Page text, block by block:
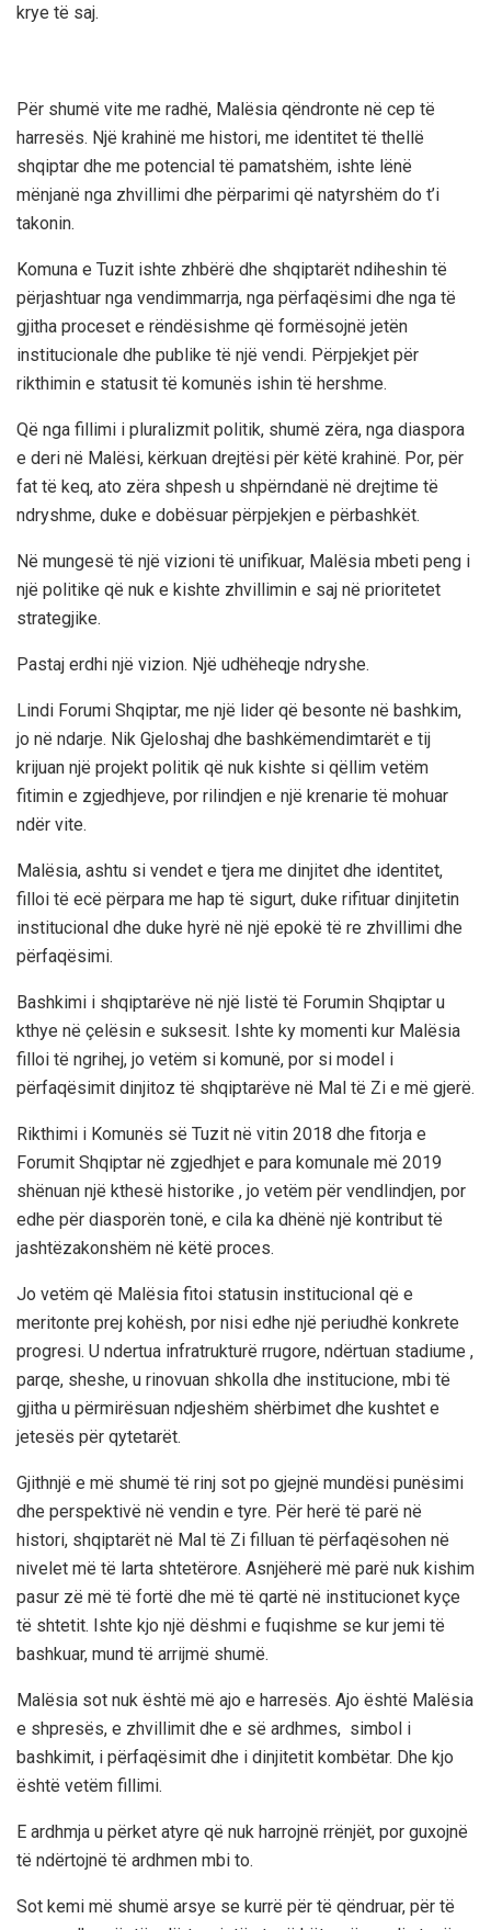
krye të saj.
Për shumë vite me radhë, Malësia qëndronte në cep të
harresës. Një krahinë me histori, me identitet të thellë
shqiptar dhe me potencial të pamatshëm, ishte lënë
mënjanë nga zhvillimi dhe përparimi që natyrshëm do t’i
takonin.
Komuna e Tuzit ishte zhbërë dhe shqiptarët ndiheshin të
përjashtuar nga vendimmarrja, nga përfaqësimi dhe nga të
gjitha proceset e rëndësishme që formësojnë jetën
institucionale dhe publike të një vendi. Përpjekjet për
rikthimin e statusit të komunës ishin të hershme.
Që nga fillimi i pluralizmit politik, shumë zëra, nga diaspora
e deri në Malësi, kërkuan drejtësi për këtë krahinë. Por, për
fat të keq, ato zëra shpesh u shpërndanë në drejtime të
ndryshme, duke e dobësuar përpjekjen e përbashkët.
Në mungesë të një vizioni të unifikuar, Malësia mbeti peng i
një politike që nuk e kishte zhvillimin e saj në prioritetet
strategjike.
Pastaj erdhi një vizion. Një udhëheqje ndryshe.
Lindi Forumi Shqiptar, me një lider që besonte në bashkim,
jo në ndarje. Nik Gjeloshaj dhe bashkëmendimtarët e tij
krijuan një projekt politik që nuk kishte si qëllim vetëm
fitimin e zgjedhjeve, por rilindjen e një krenarie të mohuar
ndër vite.
Malësia, ashtu si vendet e tjera me dinjitet dhe identitet,
filloi të ecë përpara me hap të sigurt, duke rifituar dinjitetin
institucional dhe duke hyrë në një epokë të re zhvillimi dhe
përfaqësimi.
Bashkimi i shqiptarëve në një listë të Forumin Shqiptar u
kthye në çelësin e suksesit. Ishte ky momenti kur Malësia
filloi të ngrihej, jo vetëm si komunë, por si model i
përfaqësimit dinjitoz të shqiptarëve në Mal të Zi e më gjerë.
Rikthimi i Komunës së Tuzit në vitin 2018 dhe fitorja e
Forumit Shqiptar në zgjedhjet e para komunale më 2019
shënuan një kthesë historike , jo vetëm për vendlindjen, por
edhe për diasporën tonë, e cila ka dhënë një kontribut të
jashtëzakonshëm në këtë proces.
Jo vetëm që Malësia fitoi statusin institucional që e
meritonte prej kohësh, por nisi edhe një periudhë konkrete
progresi. U ndertua infratrukturë rrugore, ndërtuan stadiume ,
parqe, sheshe, u rinovuan shkolla dhe institucione, mbi të
gjitha u përmirësuan ndjeshëm shërbimet dhe kushtet e
jetesës për qytetarët.
Gjithnjë e më shumë të rinj sot po gjejnë mundësi punësimi
dhe perspektivë në vendin e tyre. Për herë të parë në
histori, shqiptarët në Mal të Zi filluan të përfaqësohen në
nivelet më të larta shtetërore. Asnjëherë më parë nuk kishim
pasur zë më të fortë dhe më të qartë në institucionet kyçe
të shtetit. Ishte kjo një dëshmi e fuqishme se kur jemi të
bashkuar, mund të arrijmë shumë.
Malësia sot nuk është më ajo e harresës. Ajo është Malësia
e shpresës, e zhvillimit dhe e së ardhmes, simbol i
bashkimit, i përfaqësimit dhe i dinjitetit kombëtar. Dhe kjo
është vetëm fillimi.
E ardhmja u përket atyre që nuk harrojnë rrënjët, por guxojnë
të ndërtojnë të ardhmen mbi to.
Sot kemi më shumë arsye se kurrë për të qëndruar, për të